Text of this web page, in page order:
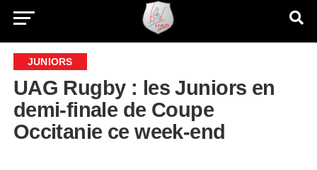
JUNIORS
UAG Rugby : les Juniors en
demi-finale de Coupe
Occitanie ce week-end